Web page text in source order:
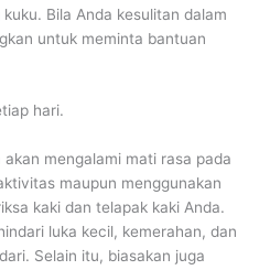
Bila Anda kesulitan dalam
untuk meminta bantuan
hari.
mengalami mati rasa pada
maupun menggunakan
kaki dan telapak kaki Anda.
luka kecil, kemerahan, dan
Selain itu, biasakan juga